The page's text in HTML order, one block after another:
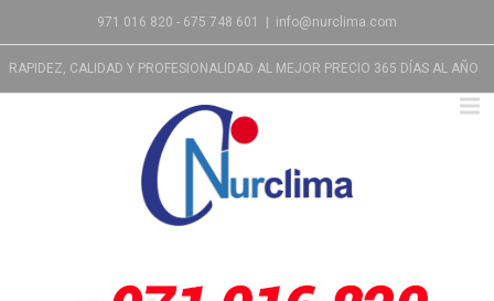
971 016 820 - 675 748 601 info@nurclima.com
RAPIDEZ, CALIDAD Y PROFESIONALIDAD AL MEJOR PRECIO 365 DÍAS AL AÑO